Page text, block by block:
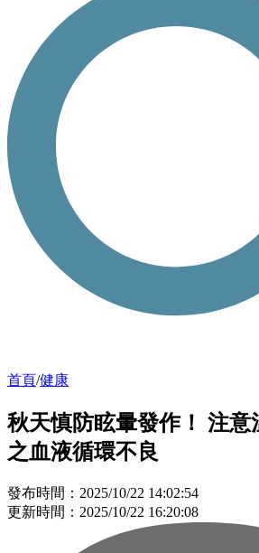
首頁/健康
秋天慎防眩暈發作！ 注意
之血液循環不良
發布時間：2025/10/22 14:02:54
更新時間：2025/10/22 16:20:08